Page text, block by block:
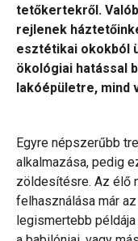
tetőkertekről.
rejlenek
esztétikai okokból
ökológiai hatással
lakóépületre, mind
Egyre népszerűbb
alkalmazása, pedig
zöldesítésre. Az élő
felhasználása már
legismertebb